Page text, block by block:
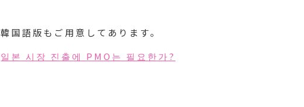
韓国語版もご用意してあります。
일본 시장 진출에 PMO는 필요한가?